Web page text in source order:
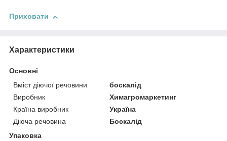
Приховати
Характеристики
Основні
Вміст діючої речовини
боскалід
Виробник
Химагромаркетинг
Країна виробник
Україна
Діюча речовина
Боскалід
Упаковка